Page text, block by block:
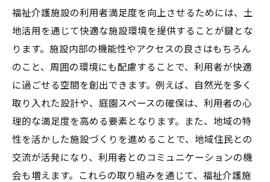
福祉介護施設の利用者満足度を向上させるためには、土
地活用を通じて快適な施設環境を提供することが鍵とな
ります。施設内部の機能性やアクセスの良さはもちろん
のこと、周囲の環境にも配慮することで、利用者が快適
に過ごせる空間を創出できます。例えば、自然光を多く
取り入れた設計や、庭園スペースの確保は、利用者の心
理的な満足度を高める要素となります。また、地域の特
性を活かした施設づくりを進めることで、地域住民との
交流が活発になり、利用者とのコミュニケーションの機
会も増えます。これらの取り組みを通じて、福祉介護施